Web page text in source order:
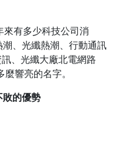
來有多少科技公司消
、光纖熱潮、行動通訊
、光纖大廠北電網路
響亮的名字。
敗的優勢